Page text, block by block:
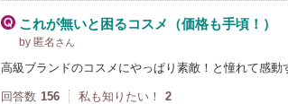
これが無いと困るコスメ（価格も手頃！）
by 匿名 さん
高級ブランドのコスメにやっぱり素敵！と憧れて感
回答数 156 私も知りたい！ 2